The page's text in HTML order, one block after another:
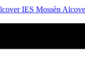
IES Mossèn